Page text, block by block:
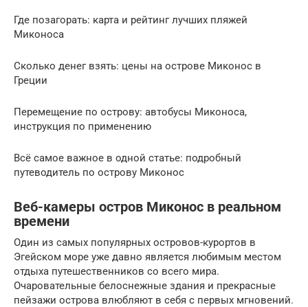
Где позагорать: карта и рейтинг лучших пляжей
Миконоса
Сколько денег взять: цены на острове Миконос в
Греции
Перемещение по острову: автобусы Миконоса,
инструкция по применению
Всё самое важное в одной статье: подробный
путеводитель по острову Миконос
Веб-камеры остров Миконос в реальном
времени
Один из самых популярных островов-курортов в
Эгейском море уже давно является любимым местом
отдыха путешественников со всего мира.
Очаровательные белоснежные здания и прекрасные
пейзажи острова влюбляют в себя с первых мгновений.